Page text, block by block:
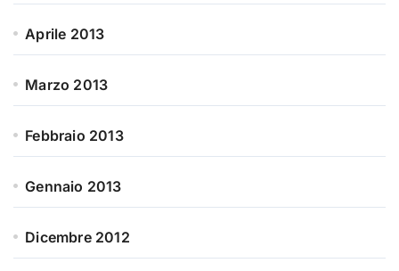
Aprile 2013
Marzo 2013
Febbraio 2013
Gennaio 2013
Dicembre 2012